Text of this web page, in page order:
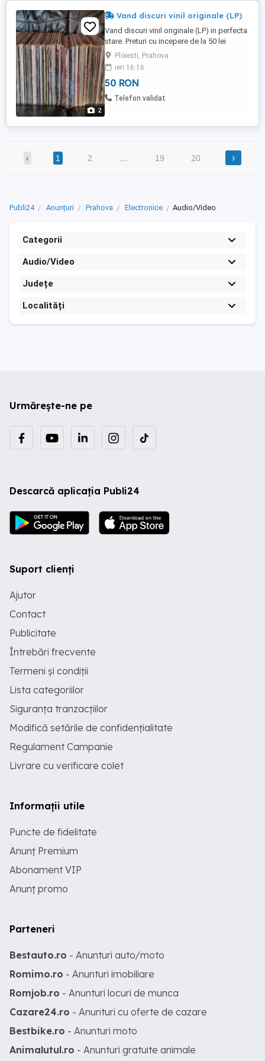
2
Vand discuri vinil originale (LP)
Vand discuri vinil originale (LP) in perfecta
stare. Preturi cu incepere de la 50 lei
bucata. Redau mai jos cateva nume. Cat
Stevens, Leo Sayer, Donna Summer, Kyle
Minogue, Chris de Burgh, Madonna, Dr.
Hook, Kenny Rogers, Carpenters, Elton
John, Paul Simon, Demis Roussos,
Ploiesti, Prahova
ieri 16:16
50 RON
Telefon validat
‹ 1 2 19 20 ›
Publi24 Anunțuri Prahova Electronice Audio/Video
Categorii
Audio/Video
Județe
Localități
Urmărește-ne pe
Descarcă aplicația Publi24
Suport clienți
Ajutor
Contact
Publicitate
Întrebări frecvente
Termeni și condiții
Lista categoriilor
Siguranța tranzacțiilor
Modifică setările de confidențialitate
Regulament Campanie
Livrare cu verificare colet
Informații utile
Puncte de fidelitate
Anunț Premium
Abonament VIP
Anunț promo
Parteneri
Bestauto.ro - Anunturi auto/moto
Romimo.ro - Anunturi imobiliare
Romjob.ro - Anunturi locuri de munca
Cazare24.ro - Anunturi cu oferte de cazare
Bestbike.ro - Anunturi moto
Animalutul.ro - Anunturi gratuite animale